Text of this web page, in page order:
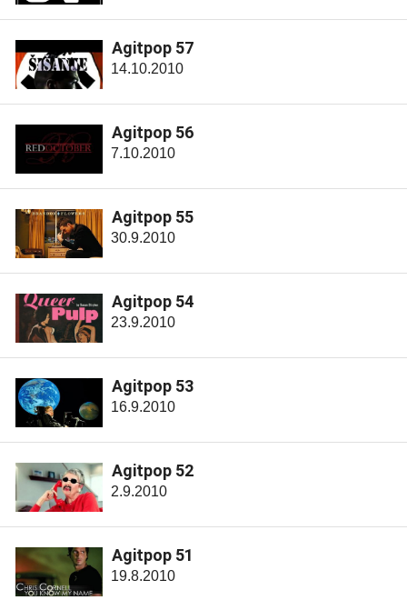
Agitpop 57
14.10.2010
Agitpop 56
7.10.2010
Agitpop 55
30.9.2010
Agitpop 54
23.9.2010
Agitpop 53
16.9.2010
Agitpop 52
2.9.2010
Agitpop 51
19.8.2010